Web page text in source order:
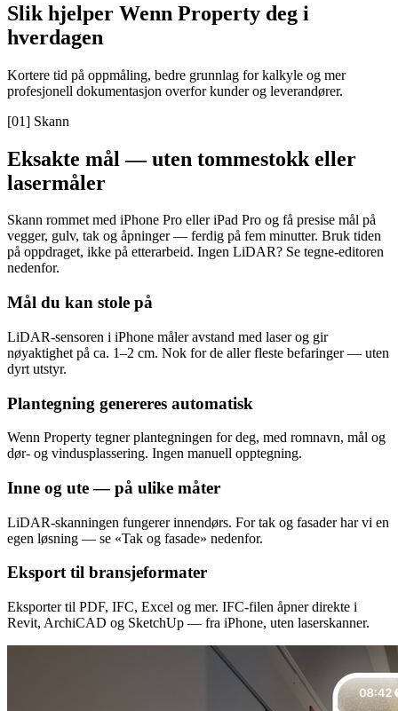
Slik hjelper Wenn Property deg i
hverdagen
Kortere tid på oppmåling, bedre grunnlag for kalkyle og mer
profesjonell dokumentasjon overfor kunder og leverandører.
[01] Skann
Eksakte mål — uten tommestokk eller
lasermåler
Skann rommet med iPhone Pro eller iPad Pro og få presise mål på
vegger, gulv, tak og åpninger — ferdig på fem minutter. Bruk tiden
på oppdraget, ikke på etterarbeid. Ingen LiDAR? Se tegne-editoren
nedenfor.
Mål du kan stole på
LiDAR-sensoren i iPhone måler avstand med laser og gir
nøyaktighet på ca. 1–2 cm. Nok for de aller fleste befaringer — uten
dyrt utstyr.
Plantegning genereres automatisk
Wenn Property tegner plantegningen for deg, med romnavn, mål og
dør- og vindusplassering. Ingen manuell opptegning.
Inne og ute — på ulike måter
LiDAR-skanningen fungerer innendørs. For tak og fasader har vi en
egen løsning — se «Tak og fasade» nedenfor.
Eksport til bransjeformater
Eksporter til PDF, IFC, Excel og mer. IFC-filen åpner direkte i
Revit, ArchiCAD og SketchUp — fra iPhone, uten laserskanner.